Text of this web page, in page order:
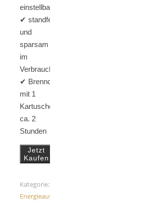
einstellbar
✔ standfest
und
sparsam
im
Verbrauch
✔ Brenndauer
mit 1
Kartusche
ca. 2
Stunden
Jetzt
Kaufen
Kategorie:
Energieausfall